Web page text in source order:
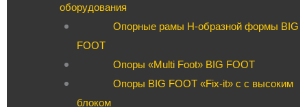
оборудования
Опорные рамы H-образной формы BIG
FOOT
Опоры «Multi Foot» BIG FOOT
Опоры BIG FOOT «Fix-it» c с высоким
блоком